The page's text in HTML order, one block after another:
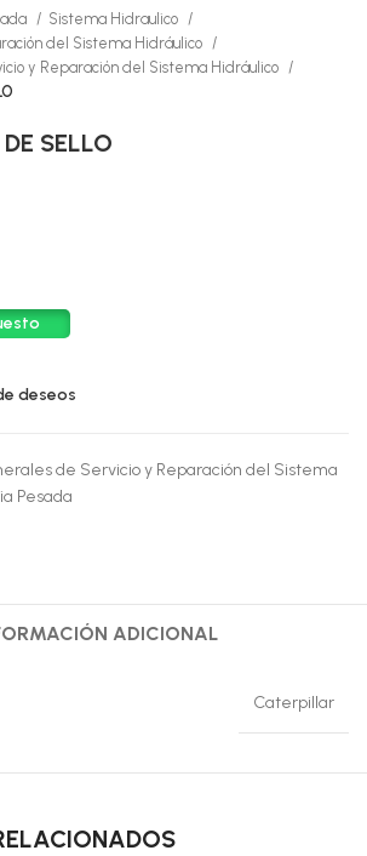
Sistema Hidraulico
del Sistema Hidráulico
y Reparación del Sistema Hidráulico
SELLO
deseos
de Servicio y Reparación del Sistema
Pesada
ADICIONAL
Caterpillar